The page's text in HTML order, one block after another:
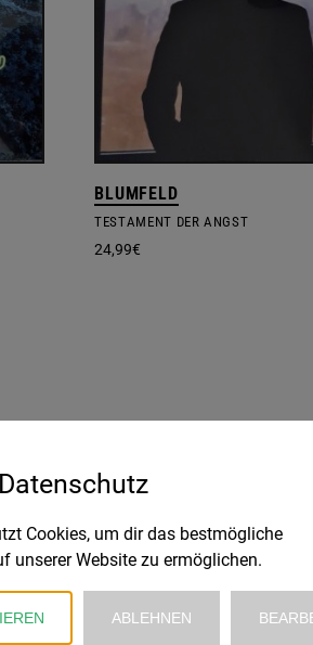
BLUMFELD
TESTAMENT DER ANGST
24,99€
Cookies, um dir das bestmögliche
unserer Website zu ermöglichen.
ABLEHNEN